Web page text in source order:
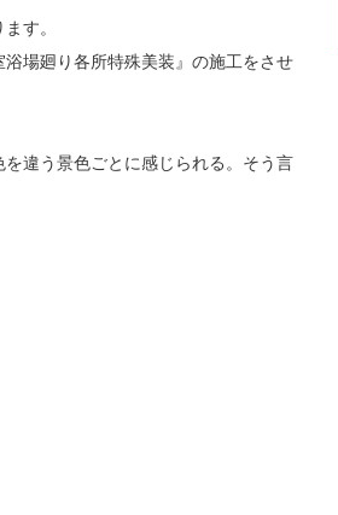
す。
場廻り各所特殊美装』の施工をさせ
違う景色ごとに感じられる。そう言